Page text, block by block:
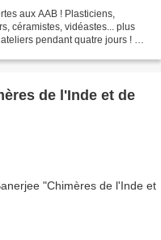
aux AAB ! Plasticiens,
céramistes, vidéastes... plus
pendant quatre jours ! Le
de l'Inde et de